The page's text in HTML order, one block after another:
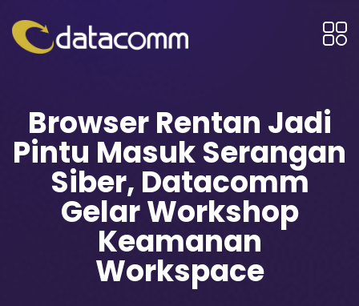
Browser Rentan Jadi
Pintu Masuk Serangan
Siber, Datacomm
Gelar Workshop
Keamanan
Workspace